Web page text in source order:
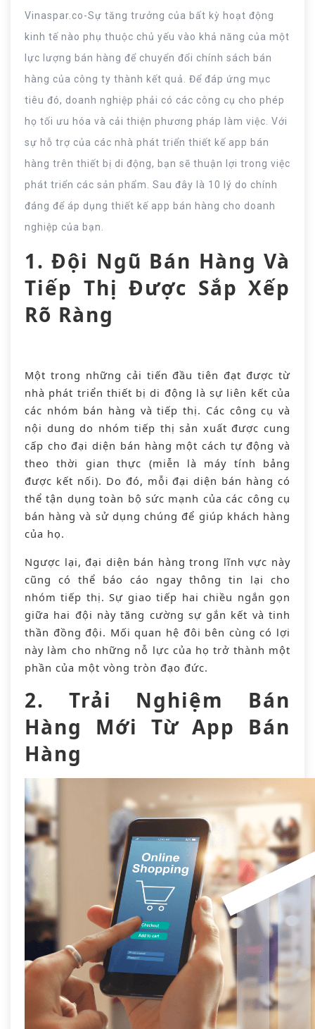
Vinaspar.co-Sự tăng trưởng của bất kỳ hoạt động
kinh tế nào phụ thuộc chủ yếu vào khả năng của một
lực lượng bán hàng để chuyển đổi chính sách bán
hàng của công ty thành kết quả. Để đáp ứng mục
tiêu đó, doanh nghiệp phải có các công cụ cho phép
họ tối ưu hóa và cải thiện phương pháp làm việc. Với
sự hỗ trợ của các nhà phát triển thiết kế app bán
hàng trên thiết bị di động, bạn sẽ thuận lợi trong việc
phát triển các sản phẩm. Sau đây là 10 lý do chính
đáng để áp dụng thiết kế app bán hàng cho doanh
nghiệp của bạn.
1. Đội Ngũ Bán Hàng Và
Tiếp Thị Được Sắp Xếp
Rõ Ràng
Một trong những cải tiến đầu tiên đạt được từ
nhà phát triển thiết bị di động là sự liên kết của
các nhóm bán hàng và tiếp thị. Các công cụ và
nội dung do nhóm tiếp thị sản xuất được cung
cấp cho đại diện bán hàng một cách tự động và
theo thời gian thực (miễn là máy tính bảng
được kết nối). Do đó, mỗi đại diện bán hàng có
thể tận dụng toàn bộ sức mạnh của các công cụ
bán hàng và sử dụng chúng để giúp khách hàng
của họ.
Ngược lại, đại diện bán hàng trong lĩnh vực này
cũng có thể báo cáo ngay thông tin lại cho
nhóm tiếp thị. Sự giao tiếp hai chiều ngắn gọn
giữa hai đội này tăng cường sự gắn kết và tinh
thần đồng đội. Mối quan hệ đôi bên cùng có lợi
này làm cho những nỗ lực của họ trở thành một
phần của một vòng tròn đạo đức.
2. Trải Nghiệm Bán
Hàng Mới Từ App Bán
Hàng